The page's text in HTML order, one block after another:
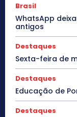
Brasil
WhatsApp
antigos
Destaques
Sexta-feira de
Destaques
Educação de
Destaques